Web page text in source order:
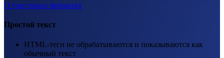
О текстовых форматах
Простой текст
HTML-теги не обрабатываются и показываются как
обычный текст